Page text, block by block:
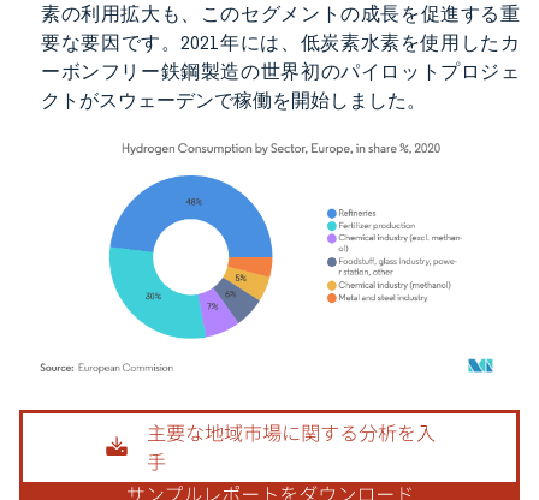
素の利用拡大も、このセグメントの成長を促進する重
要な要因です。2021年には、低炭素水素を使用したカ
ーボンフリー鉄鋼製造の世界初のパイロットプロジェ
クトがスウェーデンで稼働を開始しました。
画像 © Mordor Intelligence。再利用にはCC BY 4.0の表示が必要です。